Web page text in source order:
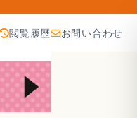
閲覧履歴 お問い合わせ